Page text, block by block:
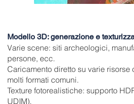
Modello 3D: generazione e
Varie scene: siti archeologici,
persone, ecc.
Caricamento diretto su varie
molti formati comuni.
Texture fotorealistiche: supporto
UDIM).